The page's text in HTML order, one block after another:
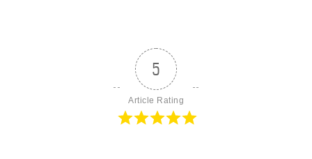
5
Article Rating